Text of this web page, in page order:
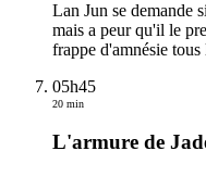
Lan Jun se demande
mais a peur qu'il le
frappe d'amnésie tous
05h45
20 min
L'armure de